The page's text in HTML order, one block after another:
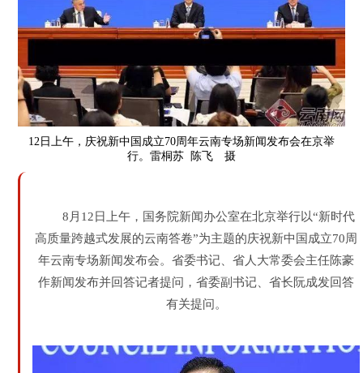
12日上午，庆祝新中国成立70周年云南专场新闻发布会在京举
行。雷桐苏 陈飞 摄
8月12日上午，国务院新闻办公室在北京举行以“新时代
高质量跨越式发展的云南答卷”为主题的庆祝新中国成立70周
年云南专场新闻发布会。省委书记、省人大常委会主任陈豪
作新闻发布并回答记者提问，省委副书记、省长阮成发回答
有关提问。